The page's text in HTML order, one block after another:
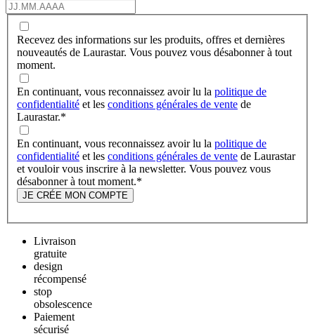
Recevez des informations sur les produits, offres et dernières
nouveautés de Laurastar. Vous pouvez vous désabonner à tout
moment.
En continuant, vous reconnaissez avoir lu la politique de
confidentialité et les conditions générales de vente de
Laurastar.*
En continuant, vous reconnaissez avoir lu la politique de
confidentialité et les conditions générales de vente de Laurastar
et vouloir vous inscrire à la newsletter. Vous pouvez vous
désabonner à tout moment.*
JE CRÉE MON COMPTE
Livraison
gratuite
design
récompensé
stop
obsolescence
Paiement
sécurisé